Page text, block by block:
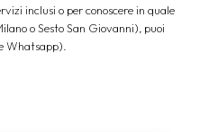
inclusi o per conoscere in quale
o Sesto San Giovanni), puoi
Whatsapp).